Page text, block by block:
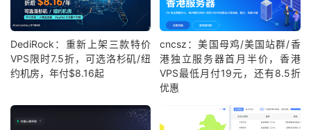
DediRock：重新上架三款特价
VPS限时7.5折，可选洛杉矶/纽
约机房，年付$8.16起
cncsz：美国母鸡/美国站群/香
港独立服务器首月半价，香港
VPS最低月付19元，还有8.5折
优惠